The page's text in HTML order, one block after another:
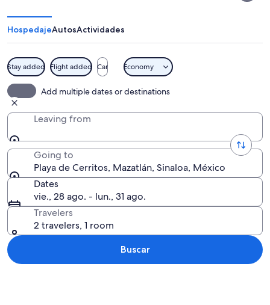
Cerritos
HospedajeAutosActividades
Stay added Flight added Car Economy
Add multiple dates or destinations
Leaving from
Going to
Playa de Cerritos, Mazatlán, Sinaloa, México
Dates
vie., 28 ago. - lun., 31 ago.
Travelers
2 travelers, 1 room
Buscar